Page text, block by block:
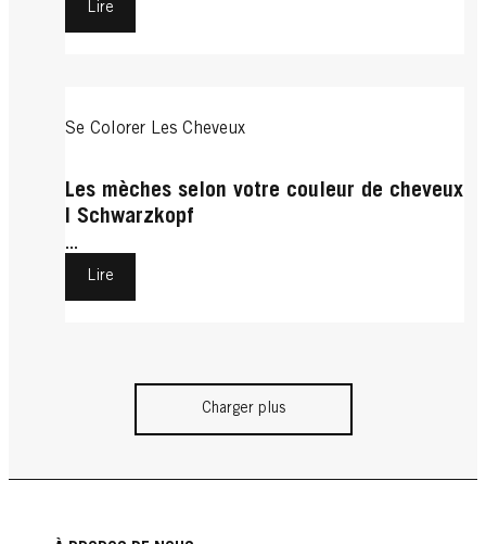
Lire
Se Colorer Les Cheveux
Les mèches selon votre couleur de cheveux
| Schwarzkopf
...
Lire
Charger plus